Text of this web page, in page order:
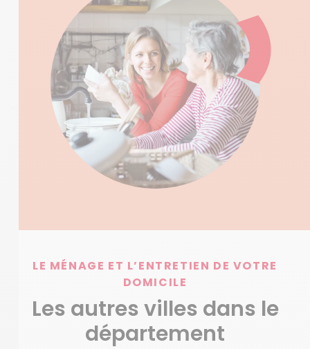
LE MÉNAGE ET L’ENTRETIEN DE VOTRE
DOMICILE
Les autres villes dans le
département